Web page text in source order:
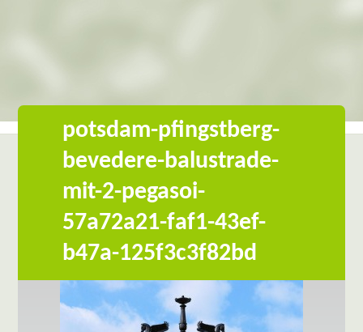
potsdam-pfingstberg-
bevedere-balustrade-
mit-2-pegasoi-
57a72a21-faf1-43ef-
b47a-125f3c3f82bd